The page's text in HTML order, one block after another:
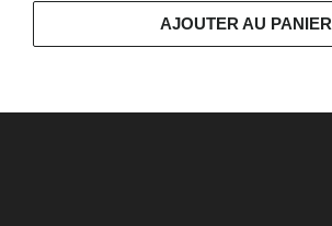
AJOUTER AU PANIER